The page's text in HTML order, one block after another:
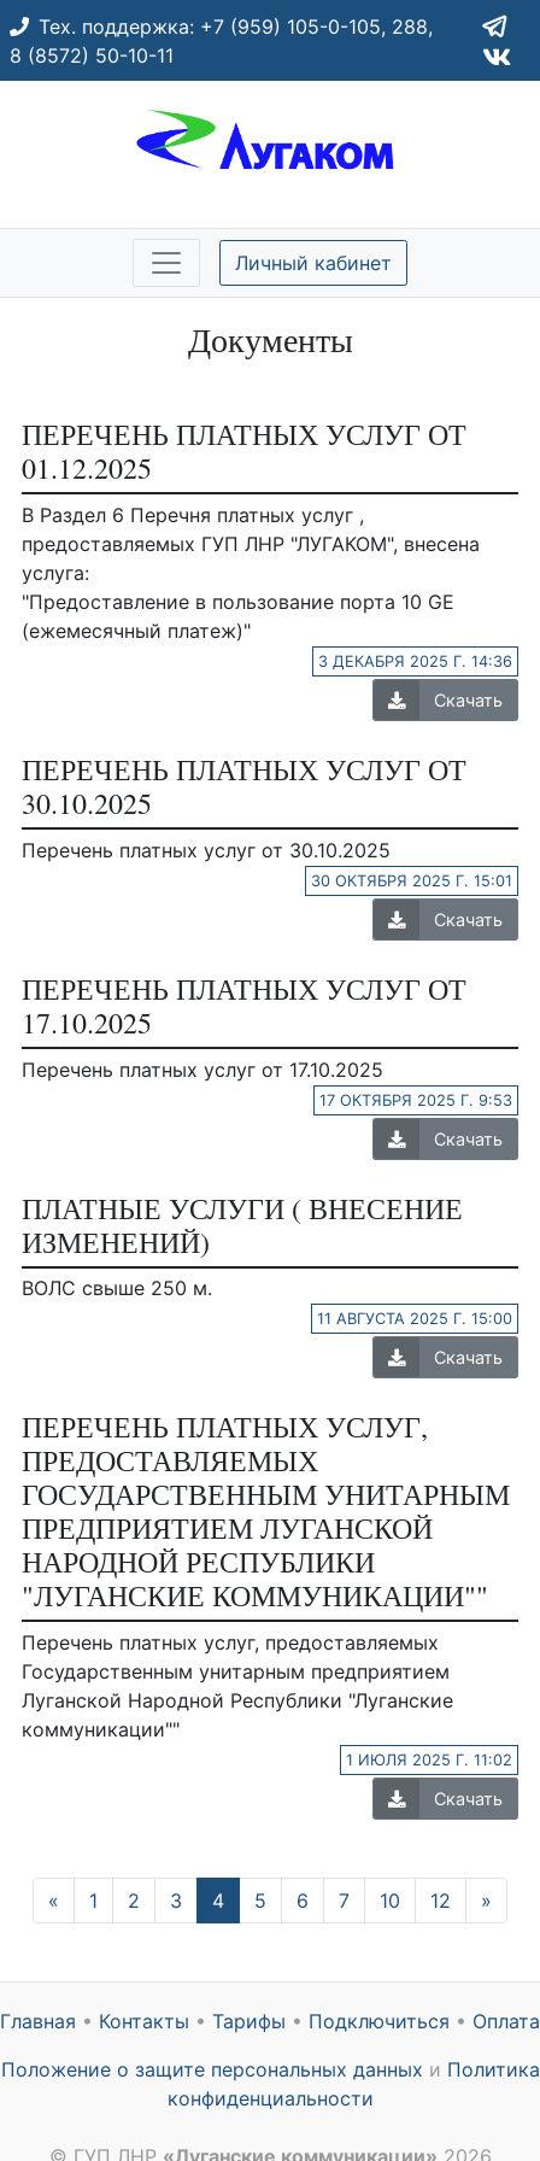
Тех. поддержка: +7 (959) 105-0-105, 288,
8 (8572) 50-10-11
Личный кабинет
Документы
ПЕРЕЧЕНЬ ПЛАТНЫХ УСЛУГ ОТ
01.12.2025
В Раздел 6 Перечня платных услуг ,
предоставляемых ГУП ЛНР "ЛУГАКОМ", внесена
услуга:
"Предоставление в пользование порта 10 GE
(ежемесячный платеж)"
3 ДЕКАБРЯ 2025 Г. 14:36
Скачать
ПЕРЕЧЕНЬ ПЛАТНЫХ УСЛУГ ОТ
30.10.2025
Перечень платных услуг от 30.10.2025
30 ОКТЯБРЯ 2025 Г. 15:01
Скачать
ПЕРЕЧЕНЬ ПЛАТНЫХ УСЛУГ ОТ
17.10.2025
Перечень платных услуг от 17.10.2025
17 ОКТЯБРЯ 2025 Г. 9:53
Скачать
ПЛАТНЫЕ УСЛУГИ ( ВНЕСЕНИЕ
ИЗМЕНЕНИЙ)
ВОЛС свыше 250 м.
11 АВГУСТА 2025 Г. 15:00
Скачать
ПЕРЕЧЕНЬ ПЛАТНЫХ УСЛУГ,
ПРЕДОСТАВЛЯЕМЫХ
ГОСУДАРСТВЕННЫМ УНИТАРНЫМ
ПРЕДПРИЯТИЕМ ЛУГАНСКОЙ
НАРОДНОЙ РЕСПУБЛИКИ
"ЛУГАНСКИЕ КОММУНИКАЦИИ""
Перечень платных услуг, предоставляемых
Государственным унитарным предприятием
Луганской Народной Республики "Луганские
коммуникации""
1 ИЮЛЯ 2025 Г. 11:02
Скачать
« Previous
1 2 3 4(current)
5 6 7 10 12 »
Главная • Контакты • Тарифы • Подключиться • Оплата
Положение о защите персональных данных и Политика
конфиденциальности